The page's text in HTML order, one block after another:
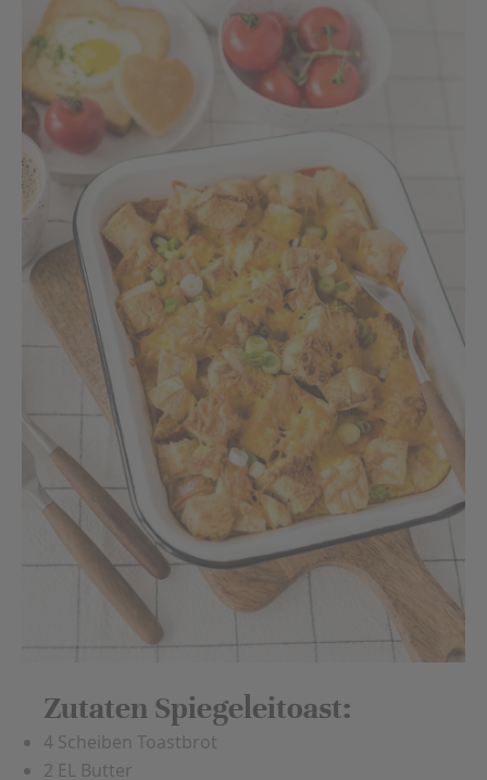
Zutaten Spiegeleitoast:
4 Scheiben Toastbrot
2 EL Butter